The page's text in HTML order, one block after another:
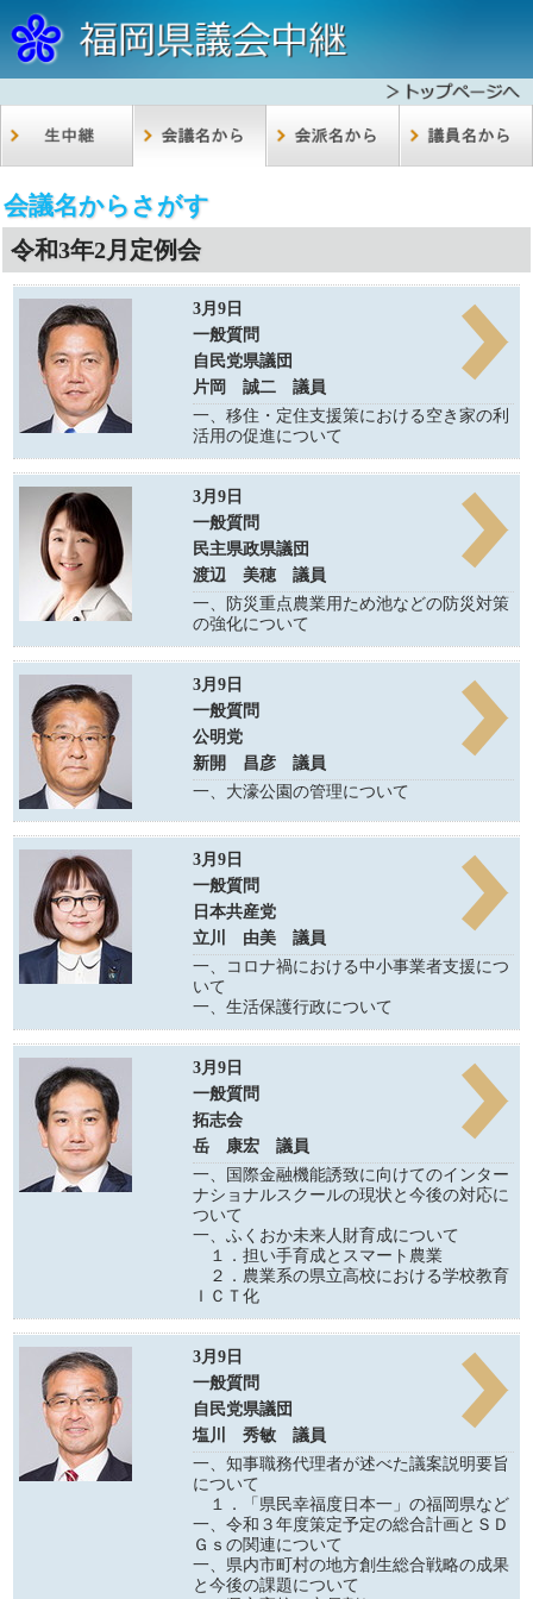
会議名からさがす
令和3年2月定例会
3月9日
一般質問
自民党県議団
片岡 誠二 議員
一、移住・定住支援策における空き家の利
活用の促進について
3月9日
一般質問
民主県政県議団
渡辺 美穂 議員
一、防災重点農業用ため池などの防災対策
の強化について
3月9日
一般質問
公明党
新開 昌彦 議員
一、大濠公園の管理について
3月9日
一般質問
日本共産党
立川 由美 議員
一、コロナ禍における中小事業者支援につ
いて
一、生活保護行政について
3月9日
一般質問
拓志会
岳 康宏 議員
一、国際金融機能誘致に向けてのインター
ナショナルスクールの現状と今後の対応に
ついて
一、ふくおか未来人財育成について
１．担い手育成とスマート農業
２．農業系の県立高校における学校教育
ＩＣＴ化
3月9日
一般質問
自民党県議団
塩川 秀敏 議員
一、知事職務代理者が述べた議案説明要旨
について
１．「県民幸福度日本一」の福岡県など
一、令和３年度策定予定の総合計画とＳＤ
Ｇｓの関連について
一、県内市町村の地方創生総合戦略の成果
と今後の課題について